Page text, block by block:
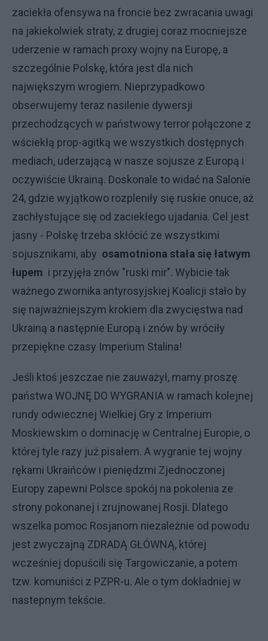
zaciekła ofensywa na froncie bez zwracania uwagi
na jakiekolwiek straty, z drugiej coraz mocniejsze
uderzenie w ramach proxy wojny na Europę, a
szczególnie Polskę, która jest dla nich
największym wrogiem. Nieprzypadkowo
obserwujemy teraz nasilenie dywersji
przechodzących w państwowy terror połączone z
wściekłą prop-agitką we wszystkich dostępnych
mediach, uderzającą w nasze sojusze z Europą i
oczywiście Ukrainą. Doskonale to widać na Salonie
24, gdzie wyjątkowo rozpleniły się ruskie onuce, aż
zachłystujące się od zaciekłego ujadania. Cel jest
jasny - Polskę trzeba skłócić ze wszystkimi
sojusznikami, aby osamotniona stała się łatwym
łupem i przyjęła znów "ruski mir". Wybicie tak
ważnego zwornika antyrosyjskiej Koalicji stało by
się najważniejszym krokiem dla zwycięstwa nad
Ukrainą a następnie Europą i znów by wróciły
przepiękne czasy Imperium Stalina!
Jeśli ktoś jeszczae nie zauważył, mamy proszę
państwa WOJNĘ DO WYGRANIA w ramach kolejnej
rundy odwiecznej Wielkiej Gry z Imperium
Moskiewskim o dominację w Centralnej Europie, o
której tyle razy już pisałem. A wygranie tej wojny
rękami Ukraińców i pieniędzmi Zjednoczonej
Europy zapewni Polsce spokój na pokolenia ze
strony pokonanej i zrujnowanej Rosji. Dlatego
wszelka pomoc Rosjanom niezależnie od powodu
jest zwyczajną ZDRADĄ GŁÓWNĄ, której
wcześniej dopuścili się Targowiczanie, a potem
tzw. komuniści z PZPR-u. Ale o tym dokładniej w
nastepnym tekście.